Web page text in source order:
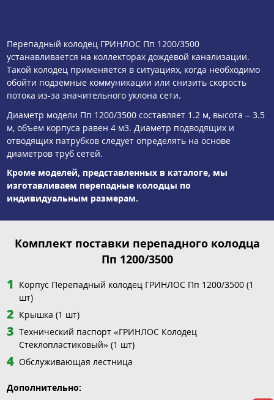
Перепадный колодец ГРИНЛОС Пп 1200/3500
устанавливается на коллекторах дождевой канализации.
Такой колодец применяется в ситуациях, когда необходимо
обойти подземные коммуникации или снизить скорость
потока из-за значительного уклона сети.
Диаметр модели Пп 1200/3500 составляет 1.2 м, высота – 3.5
м, объем корпуса равен 4 м3. Диаметр подводящих и
отводящих патрубков следует определять на основе
диаметров труб сетей.
Кроме моделей, представленных в каталоге, мы
изготавливаем перепадные колодцы по
индивидуальным размерам.
Комплект поставки перепадного колодца
Пп 1200/3500
Корпус Перепадный колодец ГРИНЛОС Пп 1200/3500 (1
шт)
Крышка (1 шт)
Технический паспорт «ГРИНЛОС Колодец
Стеклопластиковый» (1 шт)
Обслуживающая лестница
Дополнительно: